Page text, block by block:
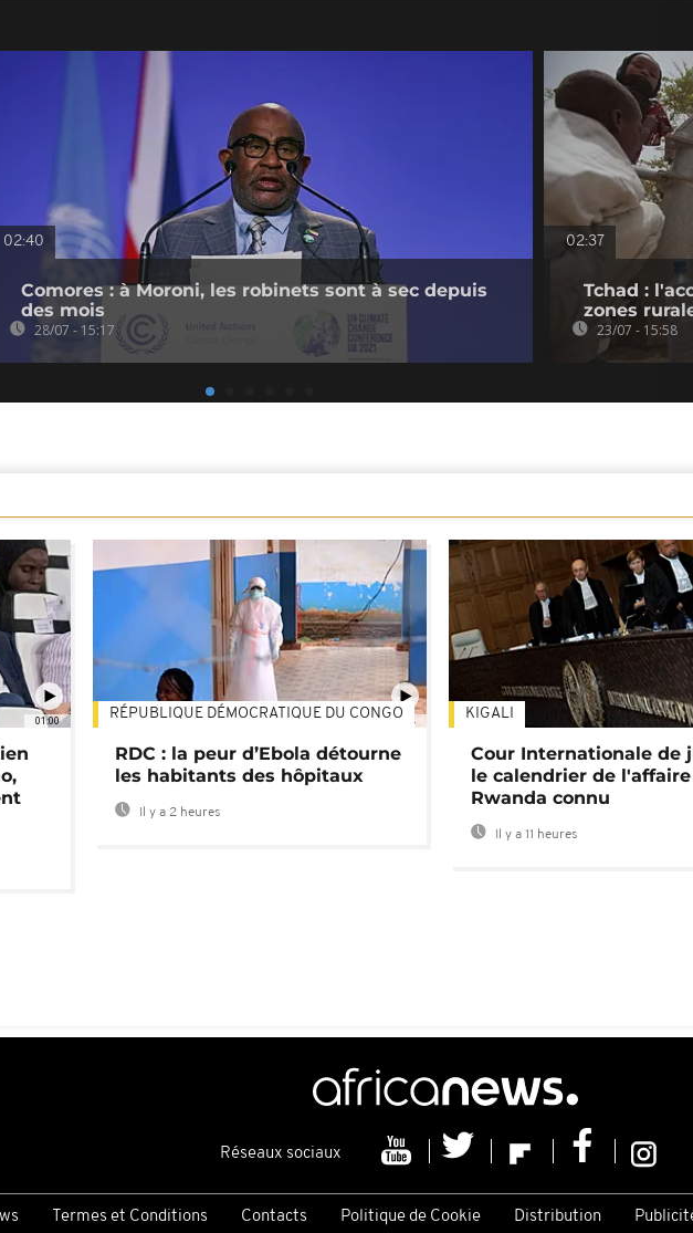
02:40
Comores : à Moroni, les robinets sont à sec depuis
des mois
28/07 - 15:17
02:37
Tchad :
zones
23/07 - 15:58
01:00 01:34
RÉPUBLIQUE DÉMOCRATIQUE DU CONGO
RDC : la peur d’Ebola détourne
les habitants des hôpitaux
Il y a 2 heures
KIGALI
Cour Internationale de
le calendrier de l'affaire
Rwanda connu
Il y a 11 heures
Réseaux sociaux
Termes et Conditions Contacts Politique de Cookie Distribution